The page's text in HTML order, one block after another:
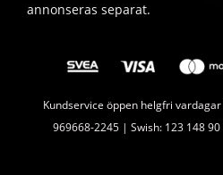
annonseras separat.
Kundservice öppen helgfri
969668-2245 | Swish: 123 148